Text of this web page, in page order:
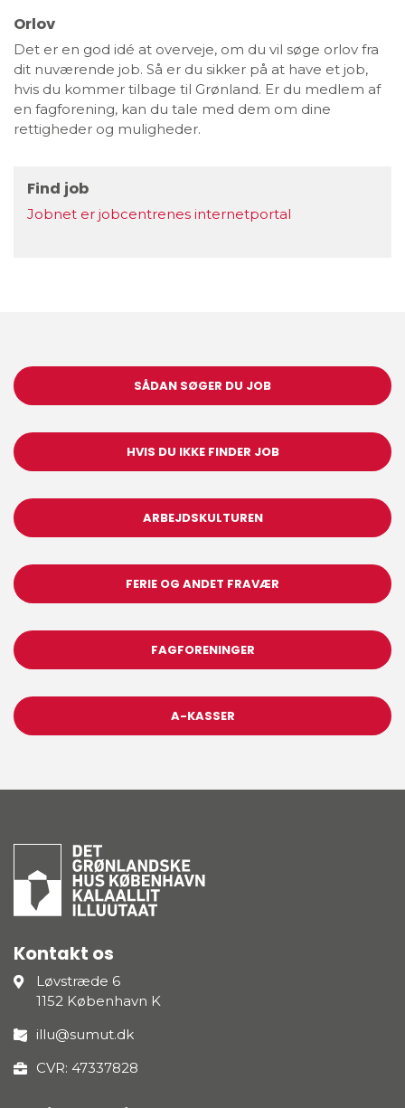
Orlov
Det er en god idé at overveje, om du vil søge orlov fra
dit nuværende job. Så er du sikker på at have et job,
hvis du kommer tilbage til Grønland. Er du medlem af
en fagforening, kan du tale med dem om dine
rettigheder og muligheder.
Find job
Jobnet er jobcentrenes internetportal
SÅDAN SØGER DU JOB
HVIS DU IKKE FINDER JOB
ARBEJDSKULTUREN
FERIE OG ANDET FRAVÆR
FAGFORENINGER
A-KASSER
Kontakt os
Løvstræde 6
1152 København K
illu@sumut.dk
CVR: 47337828